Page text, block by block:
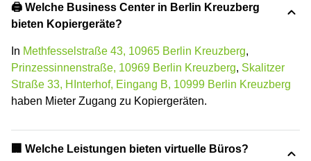
🖨️ Welche Business Center in Berlin Kreuzberg
bieten Kopiergeräte?
In Methfesselstraße 43, 10965 Berlin Kreuzberg,
Prinzessinnenstraße, 10969 Berlin Kreuzberg, Skalitzer
Straße 33, HInterhof, Eingang B, 10999 Berlin Kreuzberg
haben Mieter Zugang zu Kopiergeräten.
🏢 Welche Leistungen bieten virtuelle Büros?